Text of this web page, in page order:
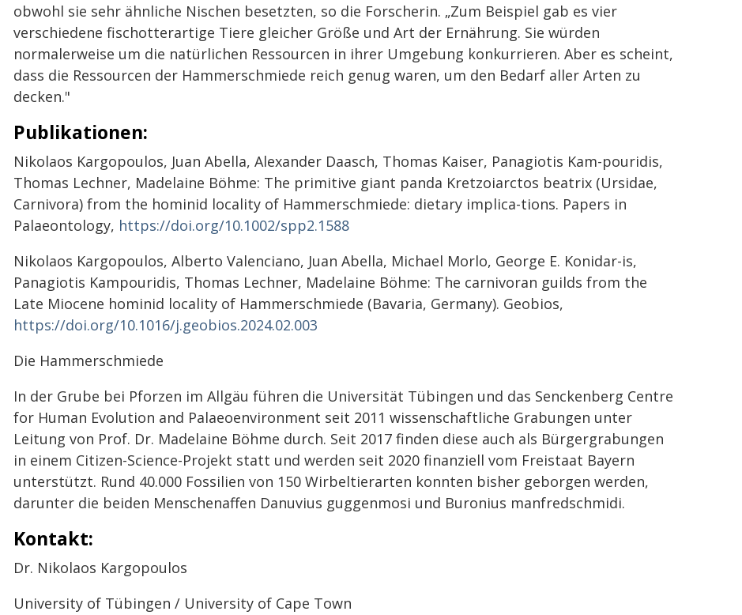
obwohl sie sehr ähnliche Nischen besetzten, so die Forscherin. „Zum Beispiel gab es vier
verschiedene fischotterartige Tiere gleicher Größe und Art der Ernährung. Sie würden
normalerweise um die natürlichen Ressourcen in ihrer Umgebung konkurrieren. Aber es scheint,
dass die Ressourcen der Hammerschmiede reich genug waren, um den Bedarf aller Arten zu
decken."
Publikationen:
Nikolaos Kargopoulos, Juan Abella, Alexander Daasch, Thomas Kaiser, Panagiotis Kam-pouridis,
Thomas Lechner, Madelaine Böhme: The primitive giant panda Kretzoiarctos beatrix (Ursidae,
Carnivora) from the hominid locality of Hammerschmiede: dietary implica-tions. Papers in
Palaeontology, https://doi.org/10.1002/spp2.1588
Nikolaos Kargopoulos, Alberto Valenciano, Juan Abella, Michael Morlo, George E. Konidar-is,
Panagiotis Kampouridis, Thomas Lechner, Madelaine Böhme: The carnivoran guilds from the
Late Miocene hominid locality of Hammerschmiede (Bavaria, Germany). Geobios,
https://doi.org/10.1016/j.geobios.2024.02.003
Die Hammerschmiede
In der Grube bei Pforzen im Allgäu führen die Universität Tübingen und das Senckenberg Centre
for Human Evolution and Palaeoenvironment seit 2011 wissenschaftliche Grabungen unter
Leitung von Prof. Dr. Madelaine Böhme durch. Seit 2017 finden diese auch als Bürgergrabungen
in einem Citizen-Science-Projekt statt und werden seit 2020 finanziell vom Freistaat Bayern
unterstützt. Rund 40.000 Fossilien von 150 Wirbeltierarten konnten bisher geborgen werden,
darunter die beiden Menschenaffen Danuvius guggenmosi und Buronius manfredschmidi.
Kontakt:
Dr. Nikolaos Kargopoulos
University of Tübingen / University of Cape Town